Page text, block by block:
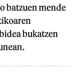
batzuen mende
bukatzen